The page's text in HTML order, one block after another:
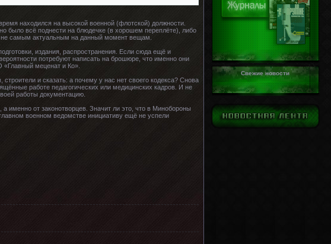
находился на высокой военной (флотской) должности.
было всё поднести на блюдечке (в хорошем переплёте), либо
не самым актуальным на данный момент вещам.
издания, распространения. Если сюда ещё и
потребуют написать на брошюре, что именно они
«Главный меценат и Ко».
и сказать: а почему у нас нет своего кодекса? Снова
работе педагогических или медицинских кадров. И не
работы документацию.
именно от законотворцев. Значит ли это, что в Минобороны
военном ведомстве инициативу ещё не успели
Свежие новости